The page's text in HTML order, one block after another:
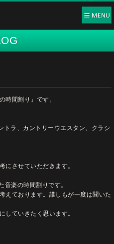
時間割り」です。
ラ、カントリーウエスタン、クラシ
にさせていただきます。
音楽の時間割りです。
えております。誰しもが一度は聞いた
していきたく思います。